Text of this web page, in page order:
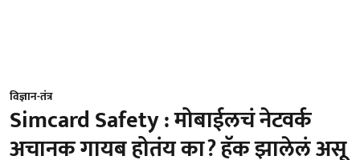
विज्ञान-तंत्र
Simcard Safety : मोबाईलचं नेटवर्क
अचानक गायब होतंय का? हॅक झालेलं असू